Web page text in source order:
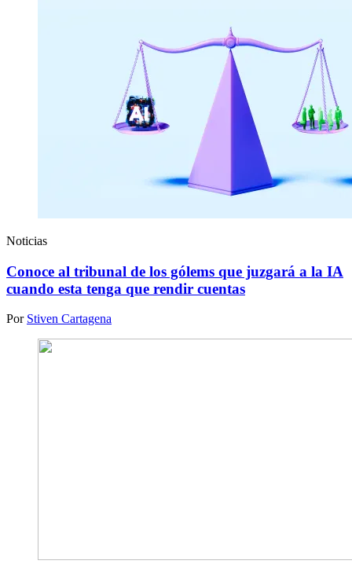
Noticias
Conoce al tribunal de los gólems que juzgará a la IA
cuando esta tenga que rendir cuentas
Por Stiven Cartagena